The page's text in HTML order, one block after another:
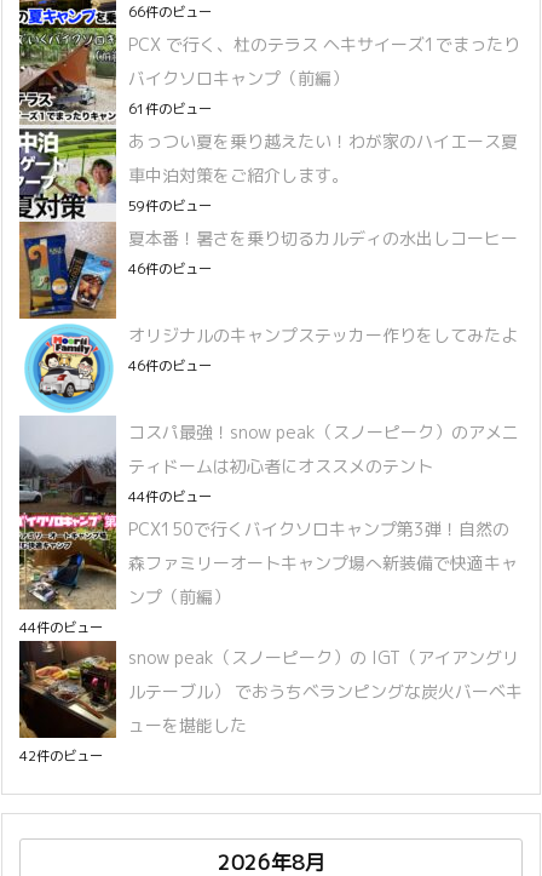
66件のビュー
PCX で行く、杜のテラス ヘキサイーズ1でまったり
バイクソロキャンプ（前編）
61件のビュー
あっつい夏を乗り越えたい！わが家のハイエース夏
車中泊対策をご紹介します。
59件のビュー
夏本番！暑さを乗り切るカルディの水出しコーヒー
46件のビュー
オリジナルのキャンプステッカー作りをしてみたよ
46件のビュー
コスパ最強！snow peak（スノーピーク）のアメニ
ティドームは初心者にオススメのテント
44件のビュー
PCX150で行くバイクソロキャンプ第3弾！自然の
森ファミリーオートキャンプ場へ新装備で快適キャ
ンプ（前編）
44件のビュー
snow peak（スノーピーク）の IGT（アイアングリ
ルテーブル） でおうちベランピングな炭火バーベキ
ューを堪能した
42件のビュー
2026年8月